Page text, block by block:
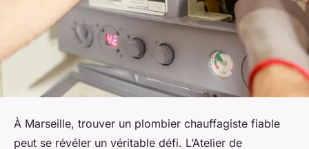
À Marseille, trouver un plombier chauffagiste fiable
peut se révéler un véritable défi. L’Atelier de